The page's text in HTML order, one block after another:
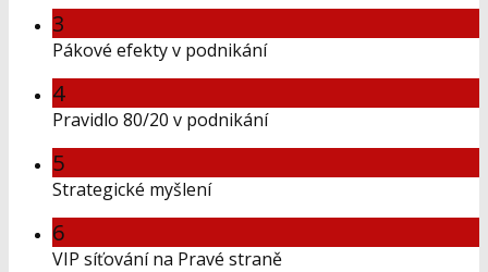
3
Pákové efekty v podnikání
4
Pravidlo 80/20 v podnikání
5
Strategické myšlení
6
VIP síťování na Pravé straně